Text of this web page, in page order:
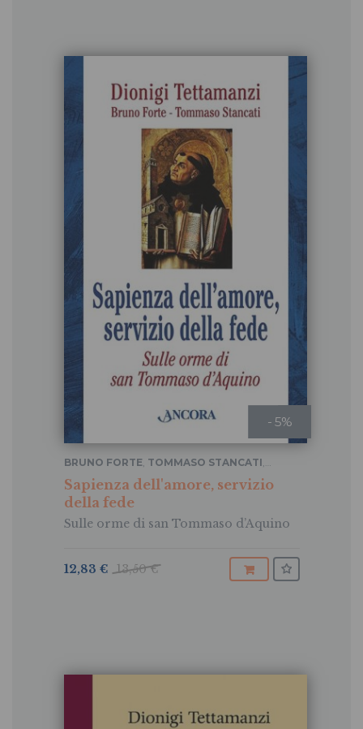
- 5%
Sapienza dell'amore, servizio
della fede
Sulle orme di san Tommaso d’Aquino
BRUNO FORTE, TOMMASO STANCATI
DIONIGI TETTAMANZI
13,50 €
12,83 €